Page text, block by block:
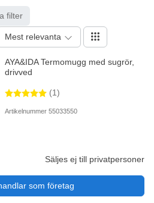
filter
Mest relevanta
AYA&IDA Termomugg med sugrör,
drivved
(1)
Artikelnummer 55033550
Säljes ej till privatpersoner
som företag